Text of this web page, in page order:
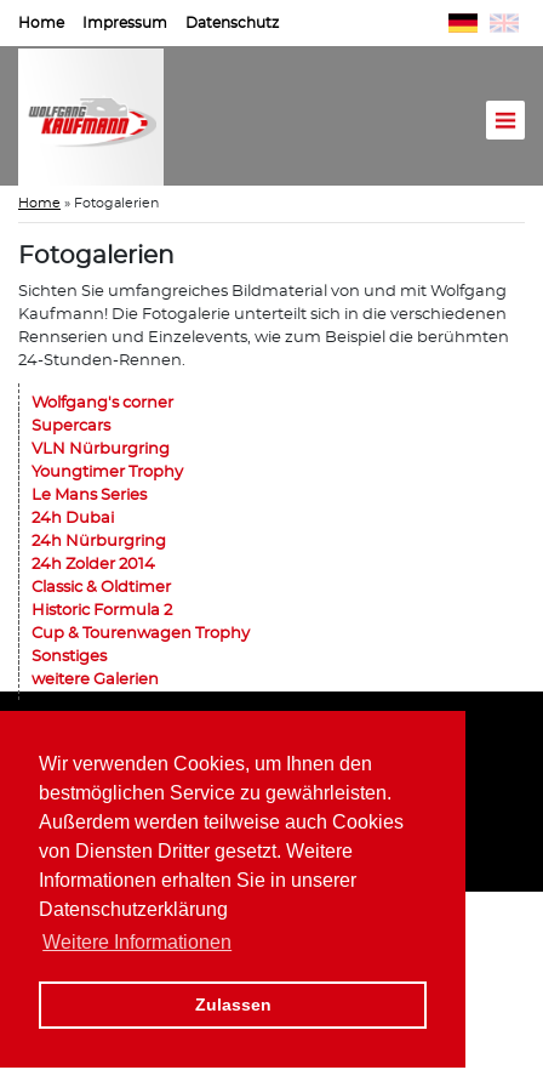
Wir verwenden Cookies, um Ihnen den
bestmöglichen Service zu gewährleisten.
Außerdem werden teilweise auch Cookies
von Diensten Dritter gesetzt. Weitere
Informationen erhalten Sie in unserer
Datenschutzerklärung
Weitere Informationen
Zulassen
Home Impressum Datenschutz
Home » Fotogalerien
Fotogalerien
Sichten Sie umfangreiches Bildmaterial von und mit Wolfgang
Kaufmann! Die Fotogalerie unterteilt sich in die verschiedenen
Rennserien und Einzelevents, wie zum Beispiel die berühmten
24-Stunden-Rennen.
Wolfgang's corner
Supercars
VLN Nürburgring
Youngtimer Trophy
Le Mans Series
24h Dubai
24h Nürburgring
24h Zolder 2014
Classic & Oldtimer
Historic Formula 2
Cup & Tourenwagen Trophy
Sonstiges
weitere Galerien